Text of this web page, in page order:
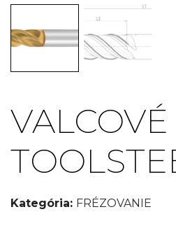
Kategória: FRÉZOVANIE